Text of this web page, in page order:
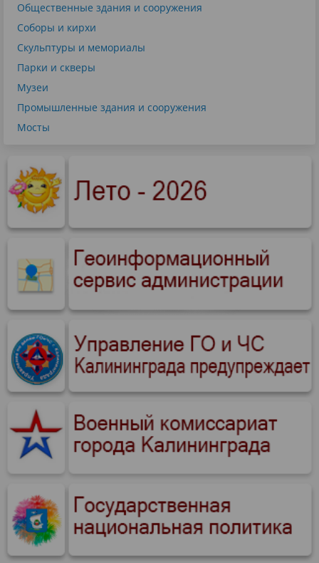
Общественные здания и сооружения
Соборы и кирхи
Скульптуры и мемориалы
Парки и скверы
Музеи
Промышленные здания и сооружения
Мосты